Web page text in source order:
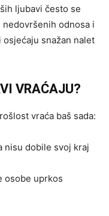
ljubavi često se
odnosa i
snažan nalet
VRAĆAJU?
vraća baš sada:
nisu dobile svoj kraj
osobe uprkos